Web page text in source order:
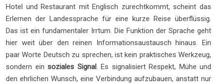
Hotel und Restaurant mit Englisch zurechtkommt, scheint das
Erlernen der Landessprache für eine kurze Reise überflüssig.
Das ist ein fundamentaler Irrtum. Die Funktion der Sprache geht
hier weit über den reinen Informationsaustausch hinaus. Ein
paar Worte Deutsch zu sprechen, ist kein praktisches Werkzeug,
sondern ein soziales Signal. Es signalisiert Respekt, Mühe und
den ehrlichen Wunsch, eine Verbindung aufzubauen, anstatt nur